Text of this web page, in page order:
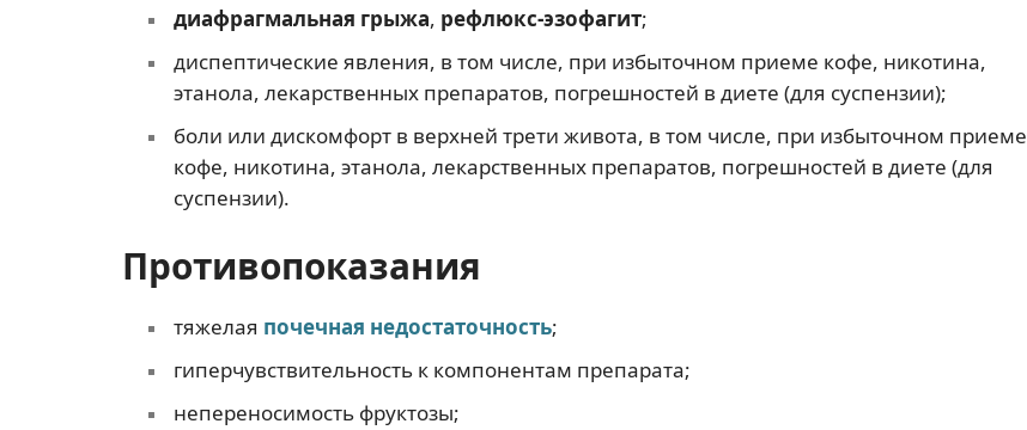
диафрагмальная грыжа, рефлюкс-эзофагит;
диспептические явления, в том числе, при избыточном приеме кофе, никотина,
этанола, лекарственных препаратов, погрешностей в диете (для суспензии);
боли или дискомфорт в верхней трети живота, в том числе, при избыточном приеме
кофе, никотина, этанола, лекарственных препаратов, погрешностей в диете (для
суспензии).
Противопоказания
тяжелая почечная недостаточность;
гиперчувствительность к компонентам препарата;
непереносимость фруктозы;